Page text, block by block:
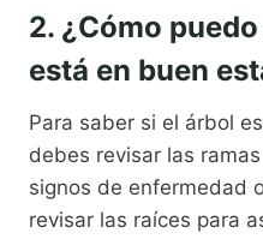
2. ¿Cómo
está en buen
Para saber si el árbol
debes revisar las
signos de enfermedad
revisar las raíces para